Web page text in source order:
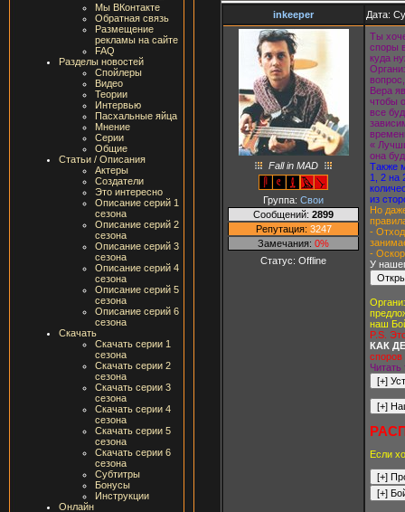
Мы ВКонтакте
Обратная связь
Размещение
рекламы на сайте
FAQ
Разделы новостей
Спойлеры
Видео
Теории
Интервью
Пасхальные яйца
Мнение
Серии
Общие
Статьи / Описания
Актеры
Создатели
Это интересно
Описание серий 1
сезона
Описание серий 2
сезона
Описание серий 3
сезона
Описание серий 4
сезона
Описание серий 5
сезона
Описание серий 6
сезона
Скачать
Скачать серии 1
сезона
Скачать серии 2
сезона
Скачать серии 3
сезона
Скачать серии 4
сезона
Скачать серии 5
сезона
Скачать серии 6
сезона
Субтитры
Бонусы
Инструкции
Онлайн
inkeeper Дата:
Fall in MAD
Группа: Свои
Сообщений: 2899
Репутация: 3247
Замечания: 0%
Статус: Offline
Ты
споры
куда
Вера
чтобы
все
«
она
Также
1, 2 на
из
Но
-
-
У
наш
P.S.
КАК
споров
Если